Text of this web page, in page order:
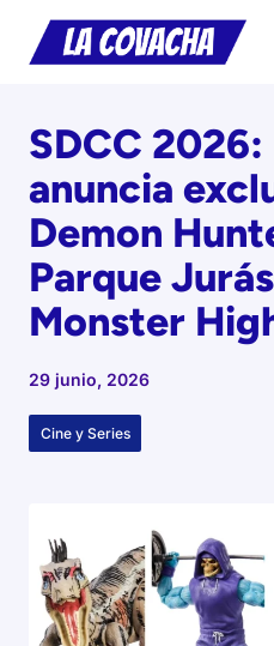
Saltar
SDCC
anuncia
Demon
Parque
Monster
29 junio, 2026
Cine y Series